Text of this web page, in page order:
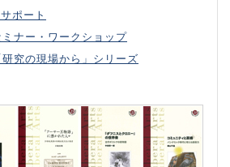
ポート
ミナー・ワークショップ
研究の現場から」シリーズ